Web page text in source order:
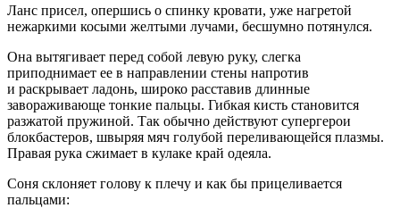
Ланс присел, опершись о спинку кровати, уже нагретой
нежаркими косыми желтыми лучами, бесшумно потянулся.
Она вытягивает перед собой левую руку, слегка
приподнимает ее в направлении стены напротив
и раскрывает ладонь, широко расставив длинные
завораживающе тонкие пальцы. Гибкая кисть становится
разжатой пружиной. Так обычно действуют супергерои
блокбастеров, швыряя мяч голубой переливающейся плазмы.
Правая рука сжимает в кулаке край одеяла.
Соня склоняет голову к плечу и как бы прицеливается
пальцами: